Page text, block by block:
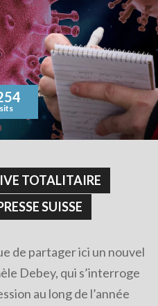
TOTALITAIRE
SUISSE
de partager ici un nouvel
Debey, qui s’interroge
au long de l’année